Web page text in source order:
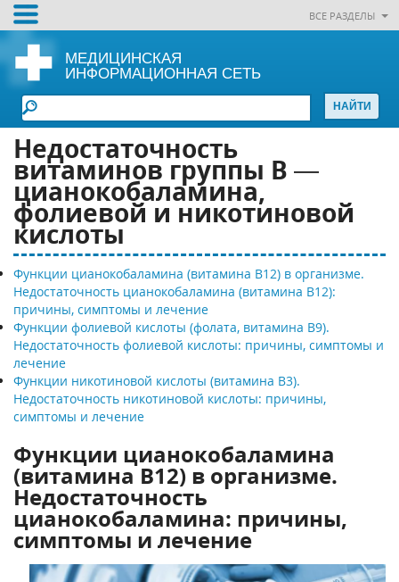
ВСЕ РАЗДЕЛЫ
МЕДИЦИНСКАЯ
ИНФОРМАЦИОННАЯ СЕТЬ
Недостаточность
витаминов группы В —
цианокобаламина,
фолиевой и никотиновой
кислоты
Функции цианокобаламина (витамина В12) в организме.
Недостаточность цианокобаламина (витамина В12):
причины, симптомы и лечение
Функции фолиевой кислоты (фолата, витамина В9).
Недостаточность фолиевой кислоты: причины, симптомы и
лечение
Функции никотиновой кислоты (витамина В3).
Недостаточность никотиновой кислоты: причины,
симптомы и лечение
Функции цианокобаламина
(витамина В12) в организме.
Недостаточность
цианокобаламина: причины,
симптомы и лечение